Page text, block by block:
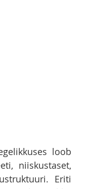
loob
niiskustaset,
Eriti